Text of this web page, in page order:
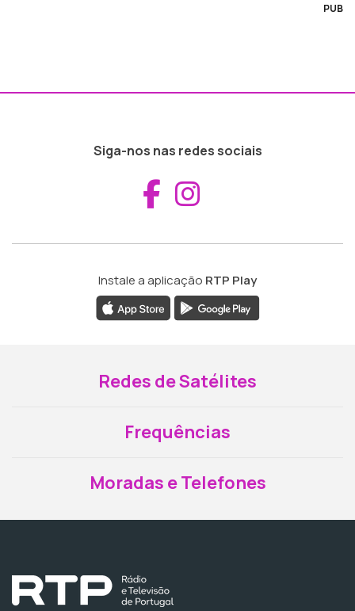
PUB
Siga-nos nas redes sociais
Aceder ao
Instale a aplicação RTP Play
Redes de Satélites
Frequências
Moradas e Telefones